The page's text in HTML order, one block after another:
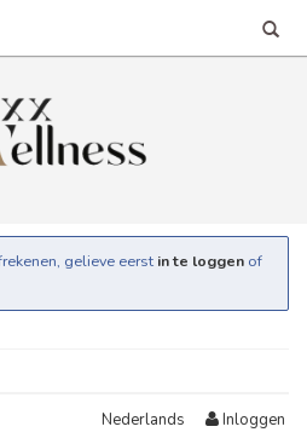
gelieve eerst in te loggen of
Nederlands Inloggen